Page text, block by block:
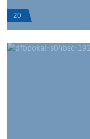
20